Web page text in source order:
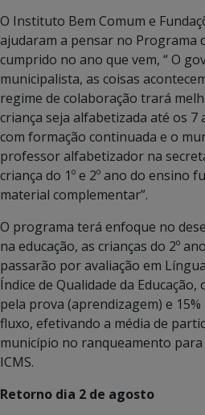
O Instituto Bem Comum e
ajudaram a pensar no Programa
cumprido no ano que vem, “ O
municipalista, as coisas
regime de colaboração trará
criança seja alfabetizada até os 7
com formação continuada e o
professor alfabetizador na
criança do 1º e 2º ano do ensino
material complementar”.
O programa terá enfoque no
na educação, as crianças do 2º
passarão por avaliação em
Índice de Qualidade da Educação,
pela prova (aprendizagem) e
fluxo, efetivando a média de
município no ranqueamento
ICMS.
Retorno dia 2 de agosto